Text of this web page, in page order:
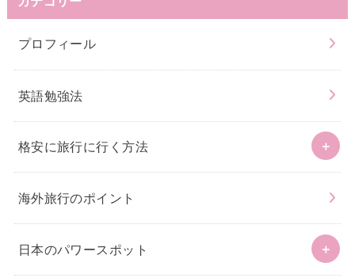
プロフィール
英語勉強法
格安に旅行に行く方法
海外旅行のポイント
日本のパワースポット